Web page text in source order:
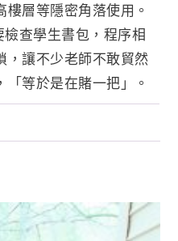
樓層等隱密角落使用。
檢查學生書包，程序相
，讓不少老師不敢貿然
「等於是在賭一把」。